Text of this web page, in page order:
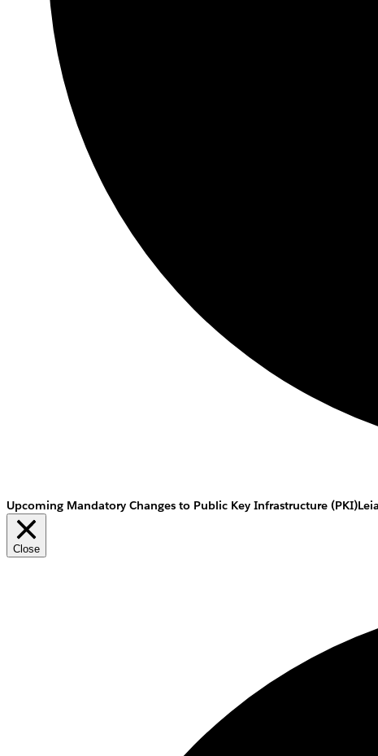
Upcoming Mandatory Changes to Public Key Infrastructure (PKI)
Close